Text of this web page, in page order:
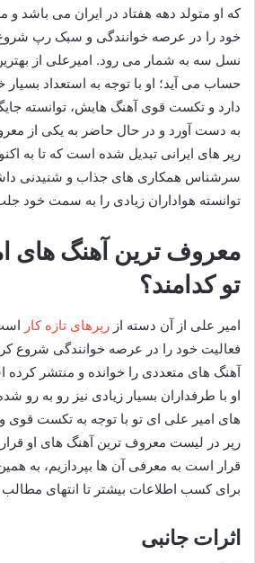
که او متولد دهه هفتاد در ایران می باشد
خود را در عرصه خوانندگی و سبک رپ
نسل سه به شمار می‌ رود. امیرعلی از
حساب می آید؛ او با توجه به استعداد
دارد و تکست قوی آهنگ هایش، توانسته
به دست آورد و در حال حاضر به یکی از
رپر های ایرانی تبدیل شده است که تا به
سرشناس همکاری های جذاب و شنیدنی
توانسته هواداران زیادی را به سمت خود
معروف ترین آهنگ های
تو کدامند؟
امیر علی از آن دسته از رپرهای تازه کار
فعالیت خود را در عرصه خوانندگی شروع
آهنگ های متعددی را خوانده و منتشر
او با طرفداران بسیار زیادی نیز رو به رو
های امیر علی ای تو با توجه به تکست قوی
رپر در لیست معروف ترین آهنگ های او قرار
قرار است به معرفی آن ها بپردازیم، به
برای کسب اطلاعات بیشتر تا انتهای مطالب
اثرات جانبی